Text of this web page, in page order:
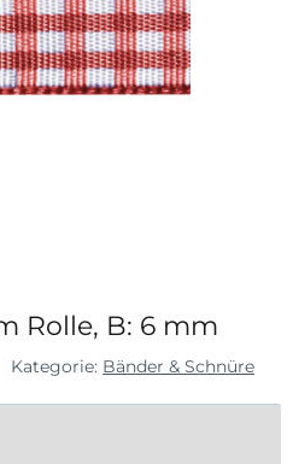
Rolle, B: 6 mm
Kategorie: Bänder & Schnüre